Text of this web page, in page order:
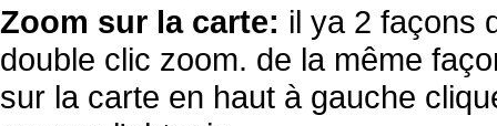
Zoom sur la carte: il ya 2 façons
double clic zoom. de la même
sur la carte en haut à gauche